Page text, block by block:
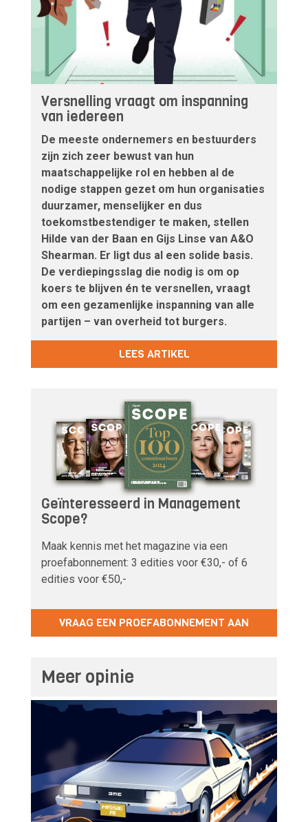
Versnelling vraagt om inspanning
van iedereen
De meeste ondernemers en bestuurders
zijn zich zeer bewust van hun
maatschappelijke rol en hebben al de
nodige stappen gezet om hun organisaties
duurzamer, menselijker en dus
toekomstbestendiger te maken, stellen
Hilde van der Baan en Gijs Linse van A&O
Shearman. Er ligt dus al een solide basis.
De verdiepingsslag die nodig is om op
koers te blijven én te versnellen, vraagt
om een gezamenlijke inspanning van alle
partijen – van overheid tot burgers.
LEES ARTIKEL
Geïnteresseerd in Management
Scope?
Maak kennis met het magazine via een
proefabonnement: 3 edities voor €30,- of 6
edities voor €50,-
VRAAG EEN PROEFABONNEMENT AAN
Meer opinie